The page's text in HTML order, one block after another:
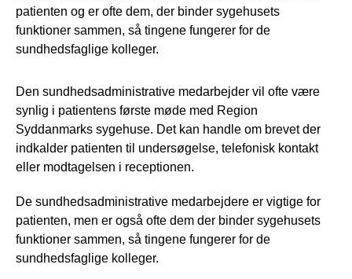
patienten og er ofte dem, der binder sygehusets
funktioner sammen, så tingene fungerer for de
sundhedsfaglige kolleger.
Den sundhedsadministrative medarbejder vil ofte være
synlig i patientens første møde med Region
Syddanmarks sygehuse. Det kan handle om brevet der
indkalder patienten til undersøgelse, telefonisk kontakt
eller modtagelsen i receptionen.
De sundhedsadministrative medarbejdere er vigtige for
patienten, men er også ofte dem der binder sygehusets
funktioner sammen, så tingene fungerer for de
sundhedsfaglige kolleger.